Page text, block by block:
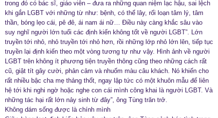
trong đó có bác sĩ, giáo viên – đưa ra những quan niệm lạc hậu, sai lệch
khi gắn LGBT với những từ như: bệnh, có thể lây, rối loạn tâm lý, tâm
thần, bóng lẹo cái, pê đê, ái nam ái nữ… Điều này càng khắc sâu vào
suy nghĩ người lớn tuổi các định kiến không tốt về người LGBT”. Lớn
truyền tới nhỏ, nhỏ truyền tới nhỏ hơn, rồi những lớp nhỏ lớn lên, tiếp tục
truyền lại định kiến theo một vòng tương tự như vậy. Hình ảnh về người
LGBT trên không ít phương tiện truyền thông cũng theo những cách rất
cũ, giật tít gây cười, phản cảm và nhuốm màu câu khách. Nó khiến cho
rất nhiều bậc cha mẹ thảng thốt, ngay lập tức có một khuôn mẫu để liên
hệ tới khi nghi ngờ hoặc nghe con cái mình công khai là người LGBT. Và
những tác hại rất lớn nảy sinh từ đây”, ông Tùng trăn trở.
Không dám sống được là chính mình